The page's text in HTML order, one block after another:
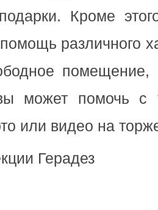
Кроме
различного
помещение,
может помочь с
или видео на
Герадез